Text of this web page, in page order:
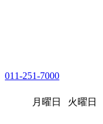
011-251-7000
月曜日 火曜日